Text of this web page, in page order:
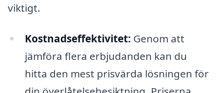
viktigt.
Kostnadseffektivitet: Genom att
jämföra flera erbjudanden kan du
hitta den mest prisvärda lösningen för